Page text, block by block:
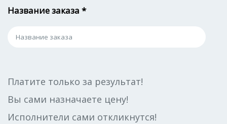
Название заказа *
Платите только за результат!
Вы сами назначаете цену!
Исполнители сами откликнутся!